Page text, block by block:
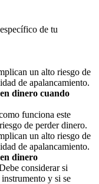
de tu
un alto riesgo de
de apalancamiento.
dinero cuando
funciona este
de perder dinero.
un alto riesgo de
de apalancamiento.
dinero
considerar si
y si se